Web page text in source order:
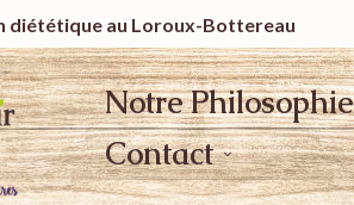
diététique au Loroux-Bottereau
Notre Philosophie
Contact